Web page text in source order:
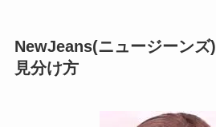
NewJeans(ニュージーンズ)
見分け方